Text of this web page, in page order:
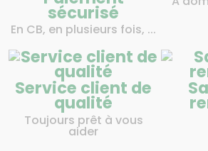
sécurisé
En CB, en plusieurs fois, ...
Service client de
qualité
Toujours prêt à vous
aider